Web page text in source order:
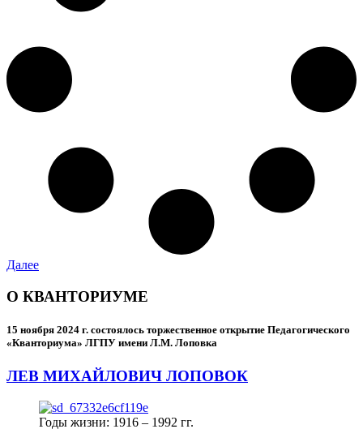
Далее
О КВАНТОРИУМЕ
15 ноября 2024 г. состоялось торжественное открытие Педагогического
«Кванториума» ЛГПУ имени Л.М. Лоповка
ЛЕВ МИХАЙЛОВИЧ ЛОПОВОК
Годы жизни: 1916 – 1992 гг.